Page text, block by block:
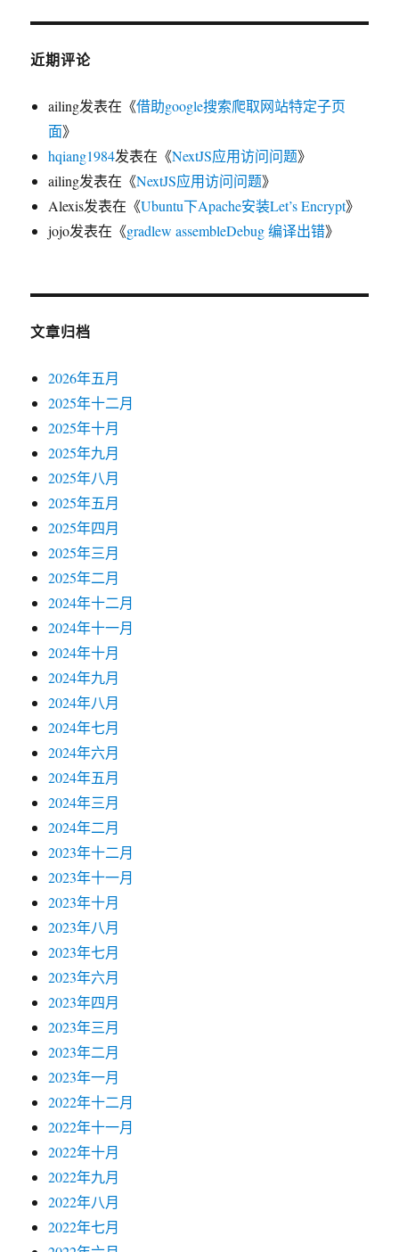
近期评论
ailing发表在《借助google搜索爬取网站特定子页
面》
hqiang1984发表在《NextJS应用访问问题》
ailing发表在《NextJS应用访问问题》
Alexis发表在《Ubuntu下Apache安装Let’s Encrypt》
jojo发表在《gradlew assembleDebug 编译出错》
文章归档
2026年五月
2025年十二月
2025年十月
2025年九月
2025年八月
2025年五月
2025年四月
2025年三月
2025年二月
2024年十二月
2024年十一月
2024年十月
2024年九月
2024年八月
2024年七月
2024年六月
2024年五月
2024年三月
2024年二月
2023年十二月
2023年十一月
2023年十月
2023年八月
2023年七月
2023年六月
2023年四月
2023年三月
2023年二月
2023年一月
2022年十二月
2022年十一月
2022年十月
2022年九月
2022年八月
2022年七月